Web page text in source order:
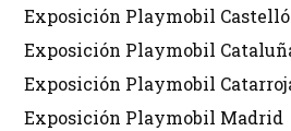
Exposición Playmobil
Exposición Playmobil
Exposición Playmobil
Exposición Playmobil Madrid